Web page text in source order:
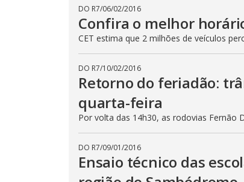
DO R7/06/02/2016
Confira o melhor
CET estima que 2 milhões de veículos
DO R7/10/02/2016
Retorno do feriadão:
quarta-feira
Por volta das 14h30, as rodovias Fernão
DO R7/09/01/2016
Ensaio técnico das